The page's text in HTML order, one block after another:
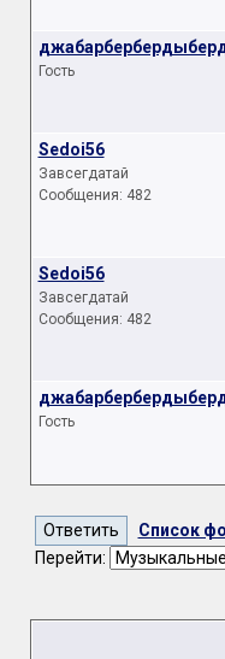
Гость
Sedoi56
Завсегдатай
Сообщения: 482
Sedoi56
Завсегдатай
Сообщения: 482
Гость
Список
Перейти: